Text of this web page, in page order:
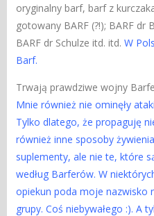
oryginalny barf, barf z
gotowany BARF (?!); BARF dr
BARF dr Schulze itd. itd.W
Barf.
Trwają prawdziwe wojny
Mnie również nie ominęły
Tylko dlatego, że propaguję
również inne sposoby
suplementy, ale nie te, które
według Barferów. W
opiekun poda moje nazwisko
grupy. Coś niebywałego :). A